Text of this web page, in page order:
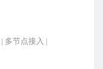
| 多节点接入 |